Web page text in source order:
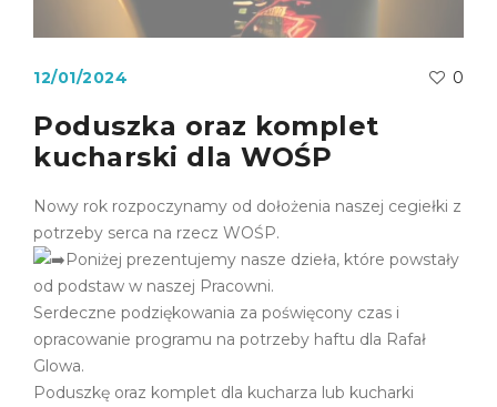
12/01/2024 0
Poduszka oraz komplet
kucharski dla WOŚP
Nowy rok rozpoczynamy od dołożenia naszej cegiełki z
potrzeby serca na rzecz WOŚP.
Poniżej prezentujemy nasze dzieła, które powstały
od podstaw w naszej Pracowni.
Serdeczne podziękowania za poświęcony czas i
opracowanie programu na potrzeby haftu dla Rafał
Glowa.
Poduszkę oraz komplet dla kucharza lub kucharki